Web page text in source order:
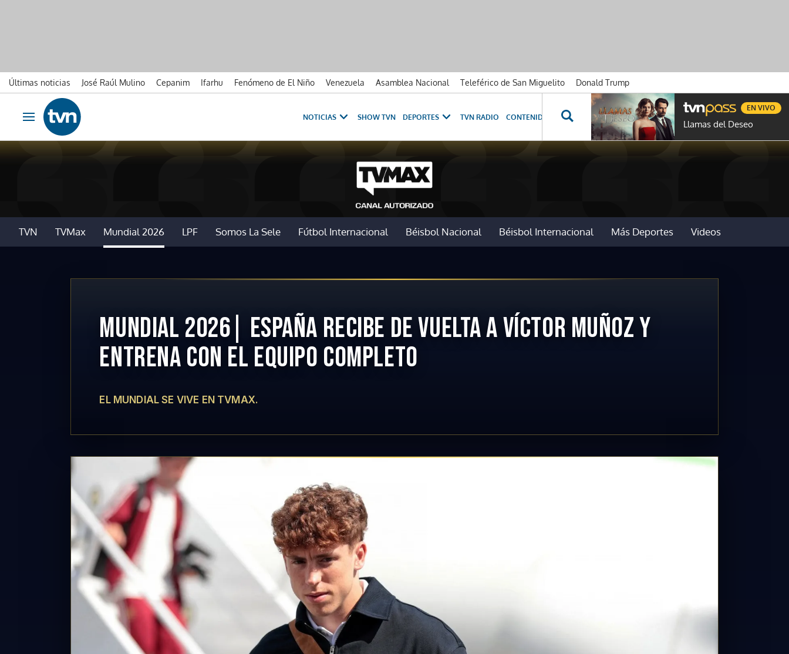
Últimas noticias José Raúl Mulino Cepanim Ifarhu Fenómeno de El Niño Venezuela Asamblea Nacional Teleférico de San Miguelito
Donald Trump
Ir al contenido
Obrir navegació
NOTICIAS SHOW TVN DEPORTES TVN RADIO CONTENIDOS ESPECIALES NOVELAS PROGRAMAS GENTE TVN
Llamas del Deseo
EN VIVO
TVN TVMax Mundial 2026 LPF Somos La Sele Fútbol Internacional Béisbol Nacional Béisbol Internacional Más Deportes Videos
MUNDIAL 2026| ESPAÑA RECIBE DE VUELTA A VÍCTOR MUÑOZ Y
ENTRENA CON EL EQUIPO COMPLETO
EL MUNDIAL SE VIVE EN TVMAX.